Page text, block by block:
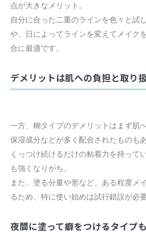
点が大きなメリット。
自分に合った二重のラインを色々と試
や、日によってラインを変えてメイク
合に最適です。
デメリットは肌への負担と取り
一方、糊タイプのデメリットはまず肌
保湿成分などが多く配合されたものも
くっつけ続けるだけの粘着力を持って
も強くなりがち。
また、塗る分量や形など、ある程度メ
るため、特に使い始めは試行錯誤が必
夜間に塗って癖をつけるタイプも